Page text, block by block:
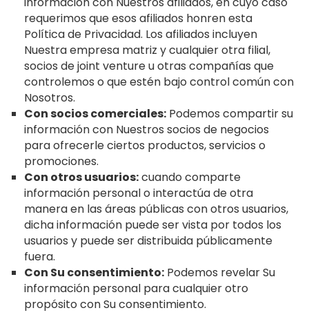
requerimos que esos afiliados honren esta
Política de Privacidad. Los afiliados incluyen
Nuestra empresa matriz y cualquier otra filial,
socios de joint venture u otras compañías que
controlemos o que estén bajo control común con
Nosotros.
Con socios comerciales: Podemos compartir su
información con Nuestros socios de negocios
para ofrecerle ciertos productos, servicios o
promociones.
Con otros usuarios:cuando comparte
información personal o interactúa de otra
manera en las áreas públicas con otros usuarios,
dicha información puede ser vista por todos los
usuarios y puede ser distribuida públicamente
fuera.
Con Su consentimiento: Podemos revelar Su
información personal para cualquier otro
propósito con Su consentimiento.